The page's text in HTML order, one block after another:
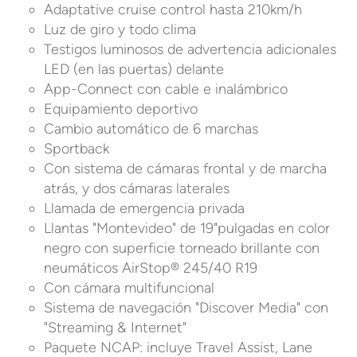
Adaptative cruise control hasta 210km/h
Luz de giro y todo clima
Testigos luminosos de advertencia adicionales
LED (en las puertas) delante
App-Connect con cable e inalámbrico
Equipamiento deportivo
Cambio automático de 6 marchas
Sportback
Con sistema de cámaras frontal y de marcha
atrás, y dos cámaras laterales
Llamada de emergencia privada
Llantas "Montevideo" de 19"pulgadas en color
negro con superficie torneado brillante con
neumáticos AirStop® 245/40 R19
Con cámara multifuncional
Sistema de navegación "Discover Media" con
"Streaming & Internet"
Paquete NCAP: incluye Travel Assist, Lane